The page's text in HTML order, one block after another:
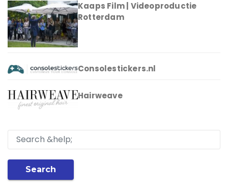
Kaaps Film | Videoproductie
Rotterdam
Consolestickers.nl
Hairweave
Search